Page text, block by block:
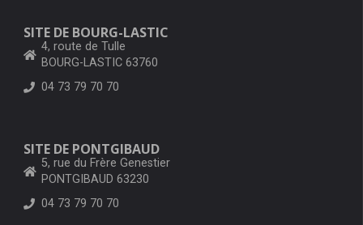
SITE DE BOURG-LASTIC
4, route de Tulle
BOURG-LASTIC 63760
04 73 79 70 70
SITE DE PONTGIBAUD
5, rue du Frère Genestier
PONTGIBAUD 63230
04 73 79 70 70